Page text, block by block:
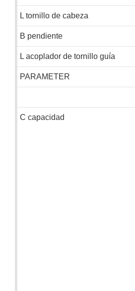
Ltornillo de cabeza
B pendiente
Lacoplador de tornillo guía
PARAMETER
C capacidad